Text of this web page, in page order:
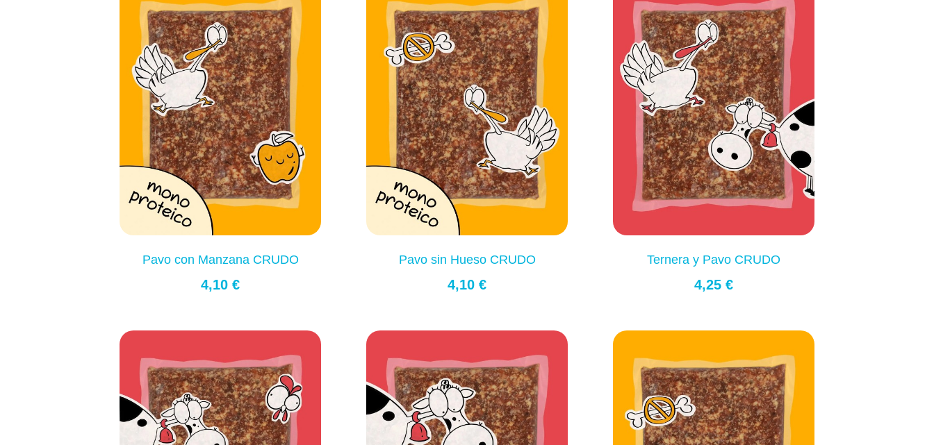
Pavo con Manzana CRUDO
4,10 €
Pavo sin Hueso CRUDO
4,10 €
Ternera y Pavo CRUDO
4,25 €